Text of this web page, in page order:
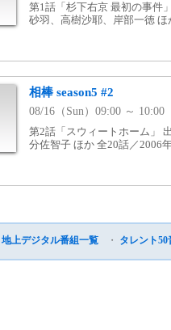
第1話「杉下右京 最初の事件
砂羽、高樹沙耶、岸部一徳
相棒 season5 #2
08/16（Sun）09:00 ～
第2話「スウィートホーム」
分佐智子 ほか 全20話／2006
地上デジタル番組一覧 ・ タレント50